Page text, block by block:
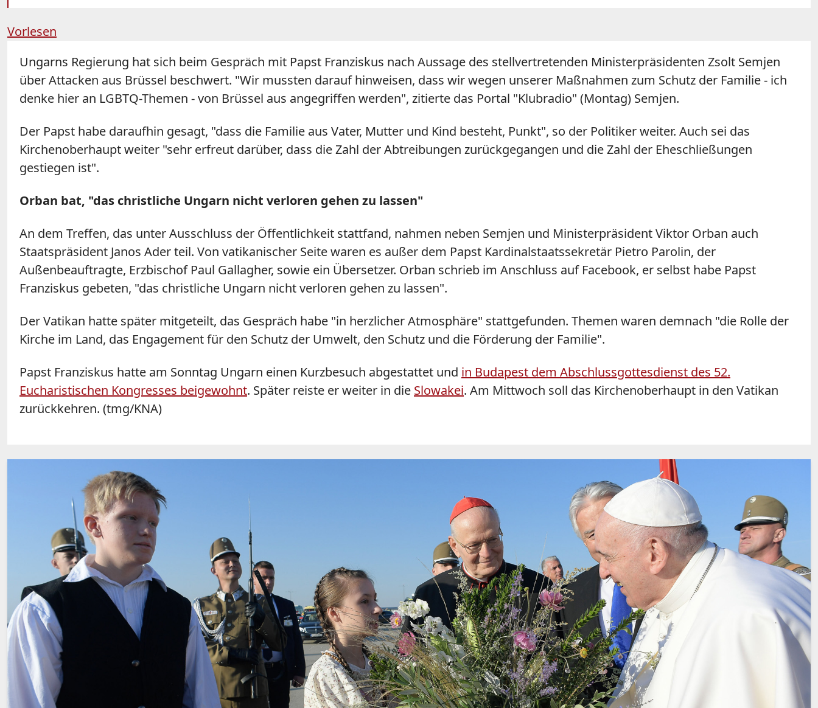
Vorlesen
Ungarns Regierung hat sich beim Gespräch mit Papst Franziskus nach Aussage des stellvertretenden Ministerpräsidenten Zsolt Semjen
über Attacken aus Brüssel beschwert. "Wir mussten darauf hinweisen, dass wir wegen unserer Maßnahmen zum Schutz der Familie - ich
denke hier an LGBTQ-Themen - von Brüssel aus angegriffen werden", zitierte das Portal "Klubradio" (Montag) Semjen.
Der Papst habe daraufhin gesagt, "dass die Familie aus Vater, Mutter und Kind besteht, Punkt", so der Politiker weiter. Auch sei das
Kirchenoberhaupt weiter "sehr erfreut darüber, dass die Zahl der Abtreibungen zurückgegangen und die Zahl der Eheschließungen
gestiegen ist".
Orban bat, "das christliche Ungarn nicht verloren gehen zu lassen"
An dem Treffen, das unter Ausschluss der Öffentlichkeit stattfand, nahmen neben Semjen und Ministerpräsident Viktor Orban auch
Staatspräsident Janos Ader teil. Von vatikanischer Seite waren es außer dem Papst Kardinalstaatssekretär Pietro Parolin, der
Außenbeauftragte, Erzbischof Paul Gallagher, sowie ein Übersetzer. Orban schrieb im Anschluss auf Facebook, er selbst habe Papst
Franziskus gebeten, "das christliche Ungarn nicht verloren gehen zu lassen".
Der Vatikan hatte später mitgeteilt, das Gespräch habe "in herzlicher Atmosphäre" stattgefunden. Themen waren demnach "die Rolle der
Kirche im Land, das Engagement für den Schutz der Umwelt, den Schutz und die Förderung der Familie".
Papst Franziskus hatte am Sonntag Ungarn einen Kurzbesuch abgestattet und in Budapest dem Abschlussgottesdienst des 52.
Eucharistischen Kongresses beigewohnt. Später reiste er weiter in die Slowakei. Am Mittwoch soll das Kirchenoberhaupt in den Vatikan
zurückkehren. (tmg/KNA)